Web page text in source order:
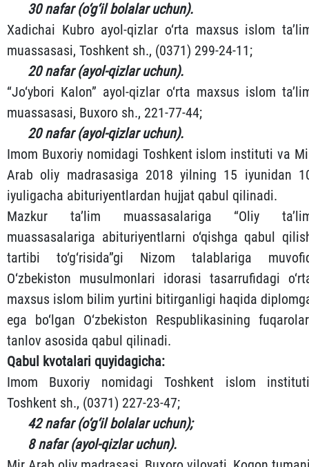
30 nafar (o‘g‘il bolalar uchun).
Xadichai Kubro ayol-qizlar o‘rta maxsus islom
muassasasi, Toshkent sh., (0371) 299-24-11;
20 nafar (ayol-qizlar uchun).
“Jo‘ybori Kalon” ayol-qizlar o‘rta maxsus islom
muassasasi, Buxoro sh., 221-77-44;
20 nafar (ayol-qizlar uchun).
Imom Buxoriy nomidagi Toshkent islom instituti va
Arab oliy madrasasiga 2018 yilning 15 iyunidan
iyuligacha abituriyentlardan hujjat qabul qilinadi.
Mazkur ta’lim muassasalariga “Oliy
muassasalariga abituriyentlarni o‘qishga qabul
tartibi to‘g‘risida”gi Nizom talablariga
O‘zbekiston musulmonlari idorasi tasarrufidagi
maxsus islom bilim yurtini bitirganligi haqida
ega bo‘lgan O‘zbekiston Respublikasining
tanlov asosida qabul qilinadi.
Qabul kvotalari quyidagicha:
Imom Buxoriy nomidagi Toshkent islom
Toshkent sh., (0371) 227-23-47;
42 nafar (o‘g‘il bolalar uchun);
8 nafar (ayol-qizlar uchun).